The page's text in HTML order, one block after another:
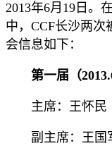
2013年6月19日。
中，CCF长沙两次
会信息如下：
第一届（
主席：王怀民
副主席：王国